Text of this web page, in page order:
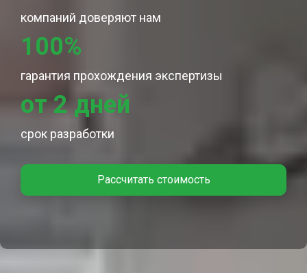
компаний доверяют нам
100%
гарантия прохождения экспертизы
от 2 дней
срок разработки
Рассчитать стоимость